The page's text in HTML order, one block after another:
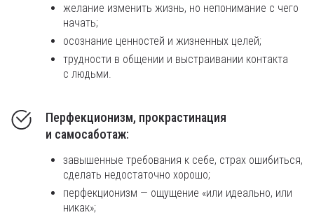
желание изменить жизнь, но непонимание с чего
начать;
осознание ценностей и жизненных целей;
трудности в общении и выстраивании контакта
с людьми.
Перфекционизм, прокрастинация
и самосаботаж:
завышенные требования к себе, страх ошибиться,
сделать недостаточно хорошо;
перфекционизм — ощущение «или идеально, или
никак»;